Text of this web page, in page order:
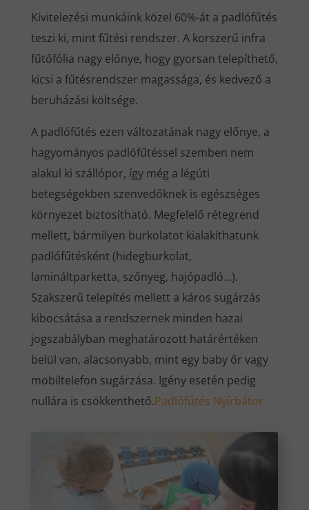
Kivitelezési munkáink közel 60%-át a padlófűtés
teszi ki, mint fűtési rendszer. A korszerű infra
fűtőfólia nagy előnye, hogy gyorsan telepíthető,
kicsi a fűtésrendszer magassága, és kedvező a
beruházási költsége.
A padlófűtés ezen változatának nagy előnye, a
hagyományos padlófűtéssel szemben nem
alakul ki szállópor, így még a légúti
betegségekben szenvedőknek is egészséges
környezet biztosítható. Megfelelő rétegrend
mellett, bármilyen burkolatot kialakíthatunk
padlófűtésként (hidegburkolat,
lamináltparketta, szőnyeg, hajópadló…).
Szakszerű telepítés mellett a káros sugárzás
kibocsátása a rendszernek minden hazai
jogszabályban meghatározott határértéken
belül van, alacsonyabb, mint egy baby őr vagy
mobiltelefon sugárzása. Igény esetén pedig
nullára is csökkenthető.Padlófűtés Nyírbátor